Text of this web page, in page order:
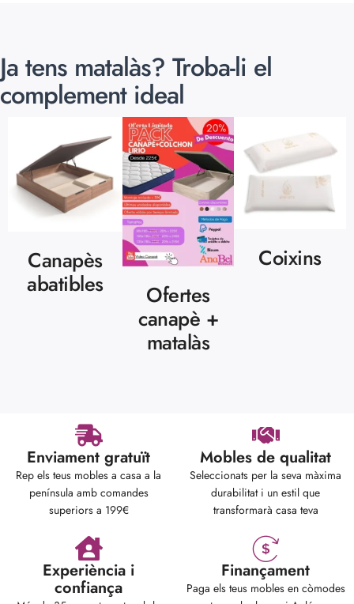
Ja tens matalàs? Troba-li el
complement ideal
Canapès
abatibles
Ofertes
canapè +
matalàs
Coixins
Enviament gratuït
Rep els teus mobles a casa a la
península amb comandes
superiors a 199€
Mobles de qualitat
Seleccionats per la seva màxima
durabilitat i un estil que
transformarà casa teva
Experiència i
confiança
Finançament
Paga els teus mobles en còmodes